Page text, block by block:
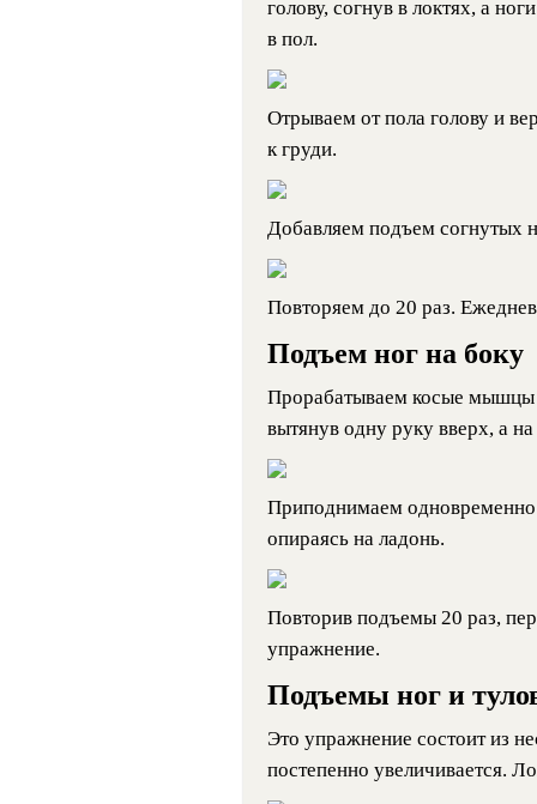
голову, согнув в локтях, а
в пол.
Отрываем от пола голову и
к груди.
Добавляем подъем согнутых
Повторяем до 20 раз.
Подъем ног на боку
Прорабатываем косые мышцы
вытянув одну руку вверх, а
Приподнимаем
опираясь на ладонь.
Повторив подъемы 20 раз,
упражнение.
Подъемы ног и
Это упражнение состоит из
постепенно увеличивается.